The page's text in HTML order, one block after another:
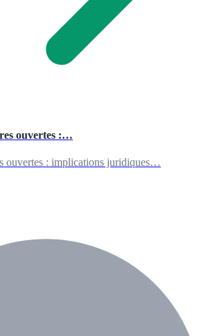
ouvertes :…
ouvertes : implications juridiques…